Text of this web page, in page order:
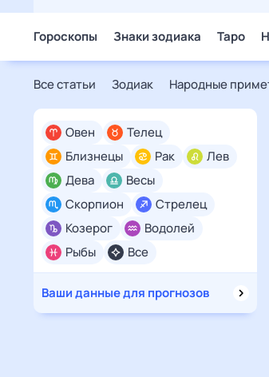
Гороскопы Знаки зодиака Таро
Все статьи Зодиак Народные
Все
Овен
Телец
Близнецы
Рак
Лев
Дева
Весы
Скорпион
Стрелец
Козерог
Водолей
Рыбы
Ваши данные для прогнозов